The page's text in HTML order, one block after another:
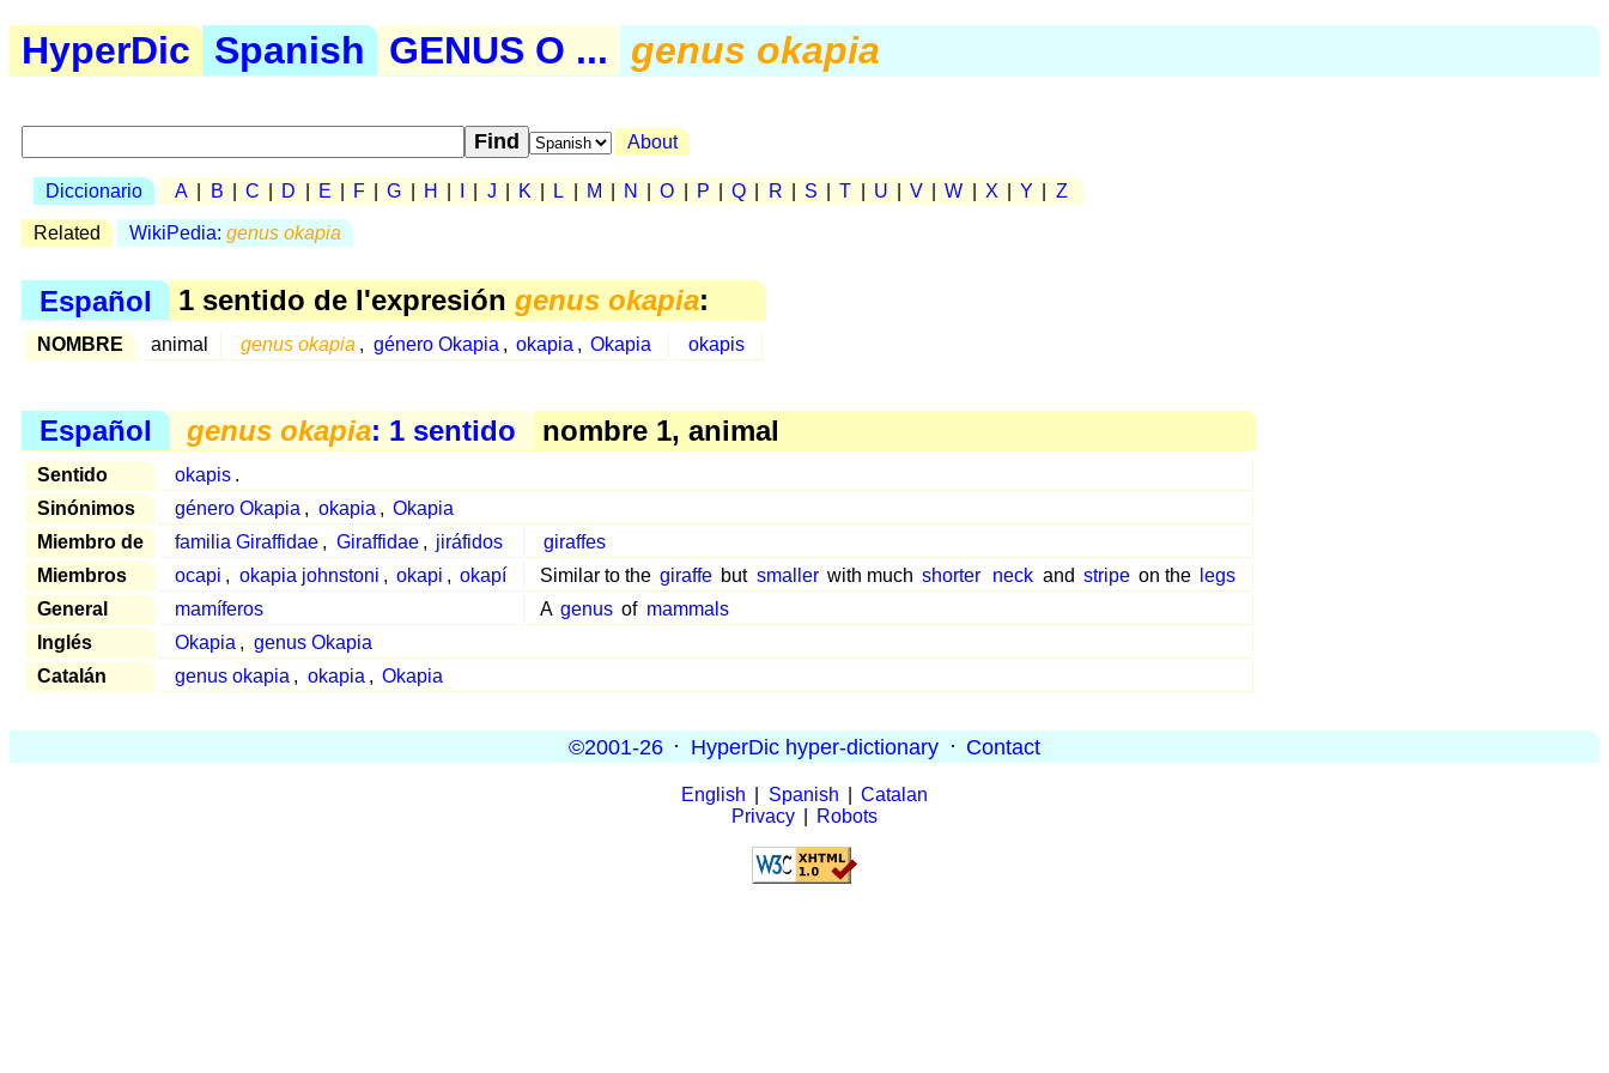
HyperDic Spanish GENUS O ... genus okapia
About
Diccionario A B C D E F G H J K L M N O P Q R S T U V W X Y Z
Related WikiPedia: genus okapia
Español 1 sentido de l'expresión genus okapia:
NOMBRE animal genus okapia , género Okapia , okapia , Okapia okapis
Español genus okapia: 1 sentido nombre 1, animal
Sentido okapis .
Sinónimos
género Okapia , okapia , Okapia
Miembro de
familia Giraffidae , Giraffidae , jiráfidos
giraffes
Miembros
ocapi , okapia johnstoni , okapi , okapí Similar to the giraffe but smaller with much shorter neck and stripe on the
legs
General
mamíferos A genus of mammals
Inglés
Okapia , genus Okapia
Catalán
genus okapia , okapia , Okapia
©2001-26 · HyperDic hyper-dictionary · Contact
English Spanish
Catalan
Privacy
Robots